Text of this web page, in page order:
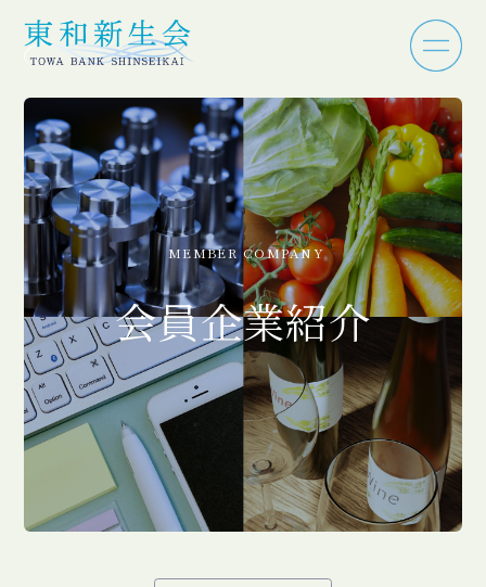
MEMBER COMPANY
会員企業紹介